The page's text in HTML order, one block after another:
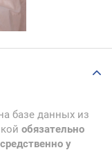
базе данных из
обязательно
у